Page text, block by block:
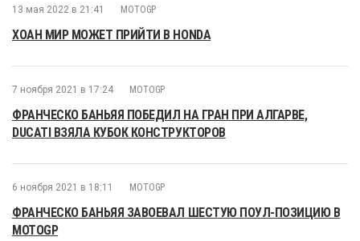
13 мая 2022 в 21:41 MOTOGP
ХОАН МИР МОЖЕТ ПРИЙТИ В HONDA
7 ноября 2021 в 17:24 MOTOGP
ФРАНЧЕСКО БАНЬЯЯ ПОБЕДИЛ НА ГРАН ПРИ АЛГАРВЕ,
DUCATI ВЗЯЛА КУБОК КОНСТРУКТОРОВ
6 ноября 2021 в 18:11 MOTOGP
ФРАНЧЕСКО БАНЬЯЯ ЗАВОЕВАЛ ШЕСТУЮ ПОУЛ-ПОЗИЦИЮ В
MOTOGP